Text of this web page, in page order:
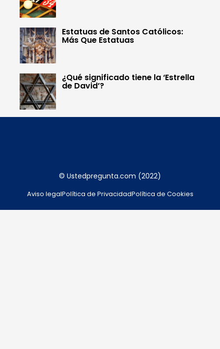
Estatuas de Santos Católicos:
Más Que Estatuas
¿Qué significado tiene la ‘Estrella
de David’?
© Ustedpregunta.com (2022)
Aviso legalPolítica de PrivacidadPolítica de Cookies